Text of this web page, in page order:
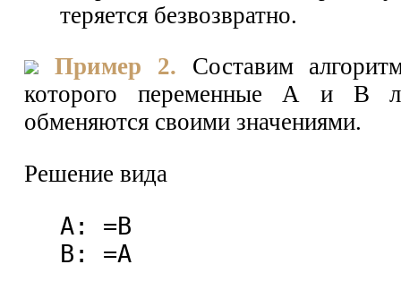
теряется безвозвратно.
Пример 2. Составим
которого переменные А и В
обменяются своими значениями.
Решение вида
А: =В
В: =А